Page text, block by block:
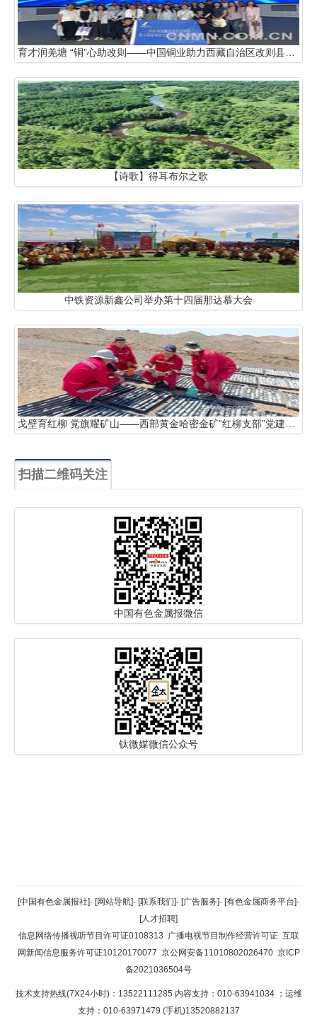
【诗歌】得耳布尔之歌
中铁资源新鑫公司举办第十四届那达慕大会
扫描二维码关注
中国有色金属报微信
钛微媒微信公众号
返回顶部
返回首页
[中国有色金属报社]- [网站导航]- [联系我们]- [广告服务]- [有色金属商务平台]-
[人才招聘]
信息网络传播视听节目许可证0108313 广播电视节目制作经营许可证 互联
网新闻信息服务许可证10120170077 京公网安备11010802026470 京ICP
备2021036504号
技术支持热线(7X24小时)：13522111285 内容支持：010-63941034 ；运维
支持：010-63971479 (手机)13520882137